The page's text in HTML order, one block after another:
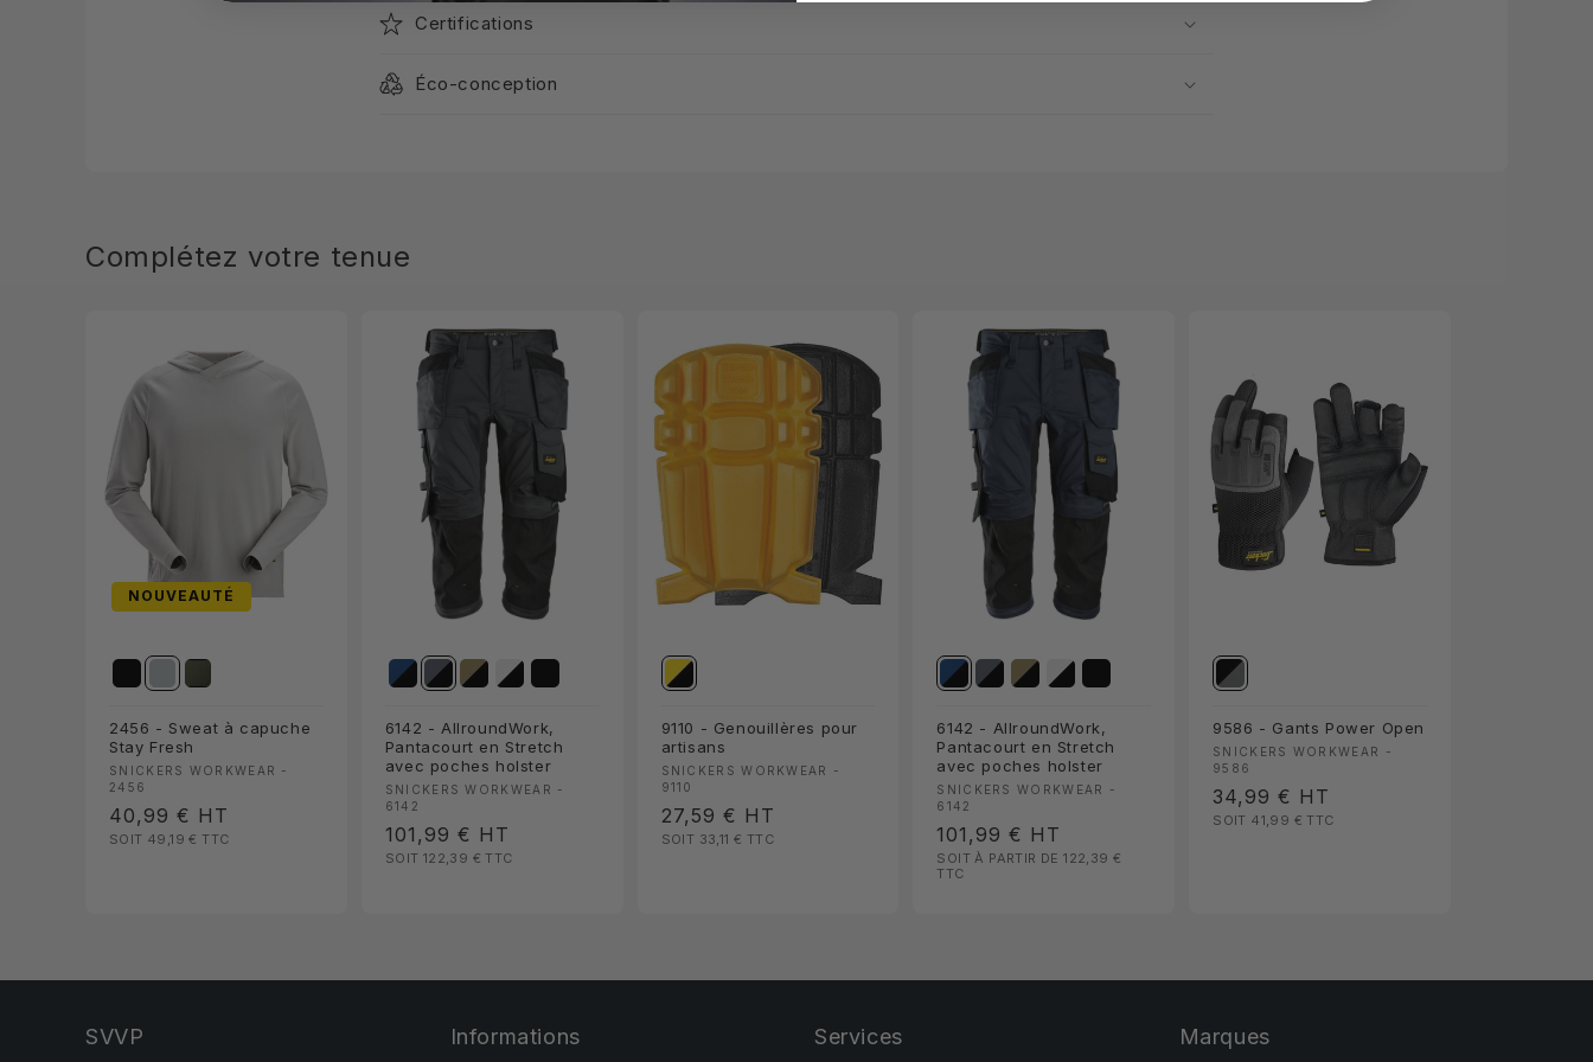
Certifications
Éco-conception
Complétez votre tenue
NOUVEAUTÉ
2456 - Sweat à capuche
Stay Fresh
Fournisseur :
SNICKERS WORKWEAR -
2456
Prix
habituel
40,99 € HT
SOIT 49,19 €TTC
6142 - AllroundWork,
Pantacourt en Stretch
avec poches holster
Fournisseur :
SNICKERS WORKWEAR -
6142
Prix
habituel
101,99 € HT
SOIT 122,39 €TTC
9110 - Genouillères pour
artisans
Fournisseur :
SNICKERS WORKWEAR -
9110
Prix
habituel
27,59 € HT
SOIT 33,11 € TTC
6142 - AllroundWork,
Pantacourt en Stretch
avec poches holster
Fournisseur :
SNICKERS WORKWEAR -
6142
Prix
habituel
101,99 € HT
SOIT À PARTIR DE 122,39 €
TTC
9586 - Gants Power Open
Fournisseur :
SNICKERS WORKWEAR -
9586
Prix
habituel
34,99 € HT
SOIT 41,99 €TTC
SVVP Informations Services Marques